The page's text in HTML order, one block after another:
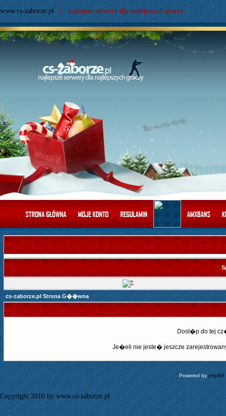
www.cs-zaborze.pl| najlepsze serwery dla najlepszych graczy
cs-zaborze.pl Strona G��wna
Dost�p do tej
Je�eli nie jeste� jeszcze
Powered byphpBB
Copyright 2010 by www.cs-zaborze.pl